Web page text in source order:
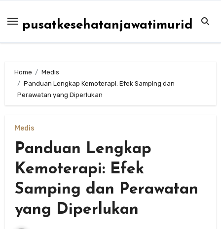
content
pusatkesehatanjawatimurid
Home
Medis
Panduan Lengkap Kemoterapi: Efek Samping dan
Perawatan yang Diperlukan
Medis
Panduan Lengkap
Kemoterapi: Efek
Samping dan Perawatan
yang Diperlukan